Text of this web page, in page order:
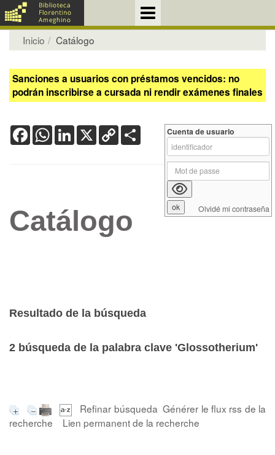
Inicio Catálogo
Sanciones a usuarios con préstamos vencidos: no
podrán inscribirse a cursada ni rendir exámenes finales
FacebookWhatsApp
LinkedIn
X Copy
Link
Catálogo
Resultado de la búsqueda
2 búsqueda de la palabra clave 'Glossotherium'
Refinar búsqueda Générer le flux rss de la
recherche
Lien permanent de la recherche
Cuenta de usuario
Olvidé mi contraseña